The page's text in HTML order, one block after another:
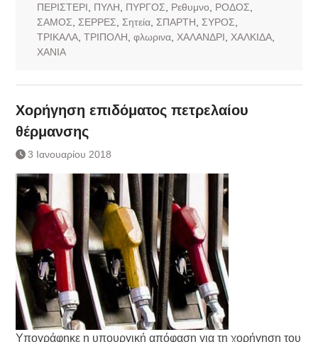
ΠΕΡΙΣΤΕΡΙ
ΠΥΛΗ ΠΥΡΓΟΣ Ρεθυμνο ΡΟΔΟΣ
ΣΑΜΟΣ
ΣΕΡΡΕΣ Σητεία, ΣΠΑΡΤΗ ΣΥΡΟΣ
ΤΡΙΚΑΛΑ, ΤΡΙΠΟΛΗ φλωρινα, ΧΑΛΑΝΔΡΙ ΧΑΛΚΙΔΑ,
ΧΑΝΙΑ
Χορήγηση επιδόματος πετρελαίου
θέρμανσης
3 Ιανουαρίου 2018
Υπογράφηκε η υπουργική απόφαση για τη χορήγηση του